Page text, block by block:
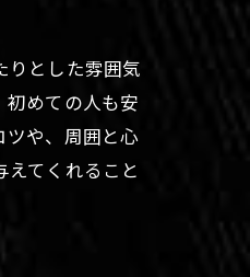
りとした雰囲気
めての人も安
ツや、周囲と心
てくれること